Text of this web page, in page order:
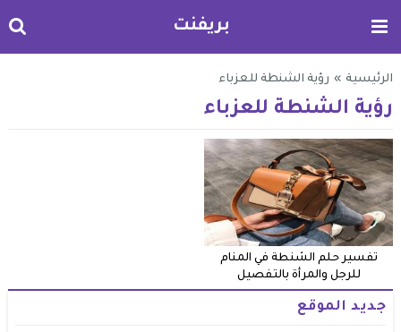
بريفنت
الرئيسية » رؤية الشنطة للعزباء
رؤية الشنطة للعزباء
تفسير حلم الشنطة في المنام
للرجل والمرأة بالتفصيل
جديد الموقع